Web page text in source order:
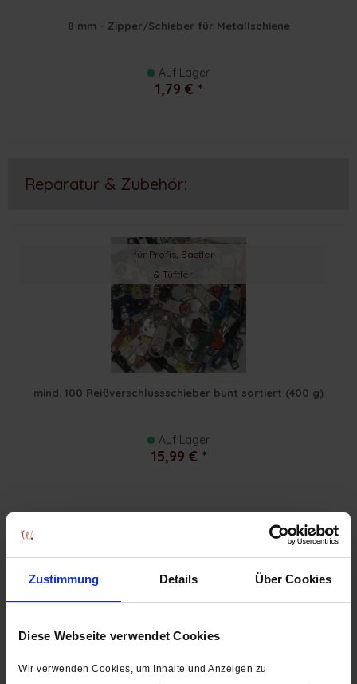
Zustimmung Details Über Cookies
Diese Webseite verwendet Cookies
Wir verwenden Cookies, um Inhalte und Anzeigen zu
8 mm - Zipper/Schieber für Metallschiene
Auf Lager
1,79 € *
Reparatur & Zubehör:
für Profis, Bastler
& Tüftler
mind. 100 Reißverschlussschieber bunt sortiert (400 g)
Auf Lager
15,99 € *